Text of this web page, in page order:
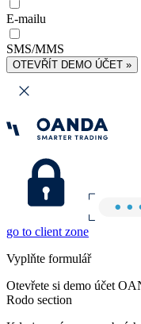
E-mailu
SMS/MMS
OTEVŘÍT DEMO ÚČET »
go to client zone
Vyplňte formulář
Otevřete si demo účet
Rodo section